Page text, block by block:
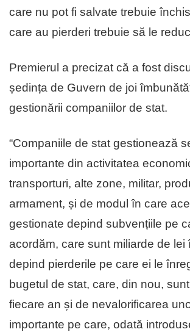
care nu pot fi salvate trebuie
care au pierderi trebuie să le
Premierul a precizat că a fost
ședința de Guvern de joi
gestionării companiilor de stat.
“Companiile de stat gestionează
importante din activitatea
transporturi, alte zone, militar,
armament, și de modul în care
gestionate depind subvențiile pe
acordăm, care sunt miliarde de lei
depind pierderile pe care ei le
bugetul de stat, care, din nou,
fiecare an și de nevalorificarea
importante pe care, odată